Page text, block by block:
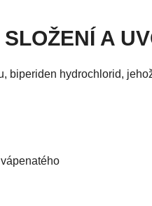
A
biperiden hydrochlorid,